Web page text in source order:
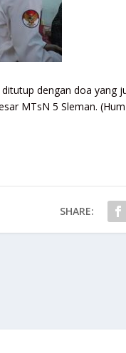
dengan doa yang
MTsN 5 Sleman.
SHARE: